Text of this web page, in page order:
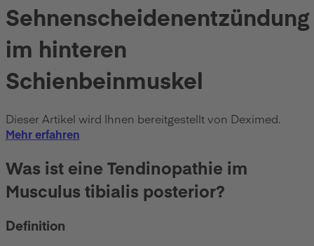
Sehnenscheidenentzündung
im hinteren
Schienbeinmuskel
Dieser Artikel wird Ihnen bereitgestellt von Deximed.
Mehr erfahren
Was ist eine Tendinopathie im
Musculus tibialis posterior?
Definition